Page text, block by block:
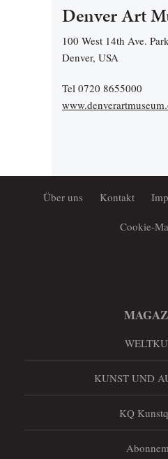
Denver Art
100 West 14th Ave.
Denver, USA
Tel 0720 8655000
Über uns Kontakt
Cookie-
KUNST UND
KQ